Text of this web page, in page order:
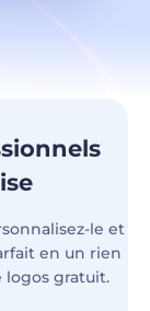
le et
en un rien
logos gratuit.